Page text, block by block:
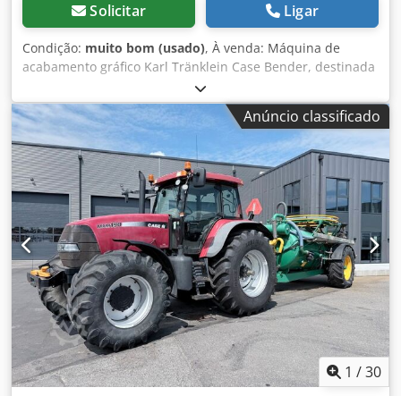
Solicitar Ligar
Condição: muito bom (usado), À venda: Máquina de
acabamento gráfico Karl Tränklein Case Bender, destinada
à formação e curvatura dos lombos de capas de livros em
capa dura. O equipamento confere às capas o raio
adequado, garantindo ajuste perfeito ao miolo do livro. A
máquina está equipada com rolos ajustáveis para
adaptação a diferentes espessuras de capas. A construção
robusta em ferro fundido assegura alta precisão e longa
durabilidade. Dados técnicos: Fabricante: Karl Tränklein
Dedpfx Aoziwnbocwskr Tipo: Case Bender / máquina para
formação de lombadas Largura de trabalho: aprox. 600
mm Regulação da pressão dos rolos Construção estável em
ferro fundido Acionamento elétrico Mesa de trabalho
Estado: usada Aplicações: produção de livros em capa
dura, encadernadoras, gráficas, empresas de impressão,
produção de álbuns, catálogos e capas.
Anúncio classificado
1 /30